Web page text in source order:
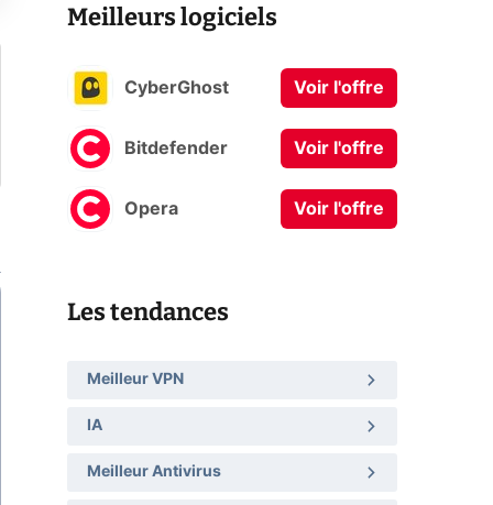
Meilleurs logiciels
CyberGhost Voir l'offre
Bitdefender Voir l'offre
Opera Voir l'offre
Les tendances
Meilleur VPN
IA
Meilleur Antivirus